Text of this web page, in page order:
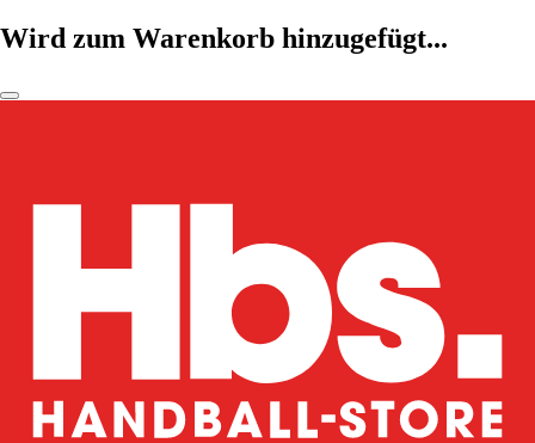
Wird zum Warenkorb hinzugefügt...